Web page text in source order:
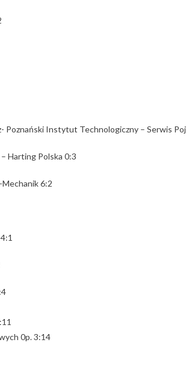
Poznański Instytut Technologiczny – Serwis
Harting Polska 0:3
6:2
0p. 3:14